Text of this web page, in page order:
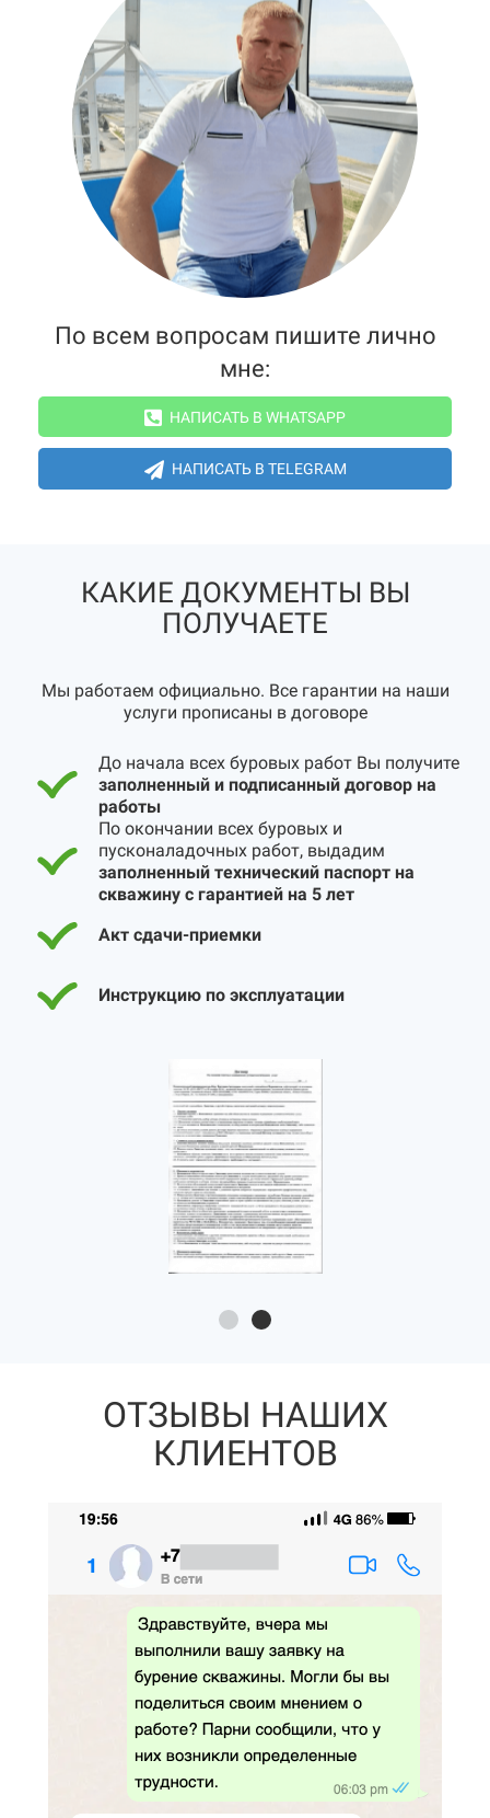
По всем вопросам пишите лично
мне:
НАПИСАТЬ В WHATSAPP
НАПИСАТЬ В TELEGRAM
КАКИЕ ДОКУМЕНТЫ ВЫ
ПОЛУЧАЕТЕ
Мы работаем официально. Все гарантии на наши
услуги прописаны в договоре
До начала всех буровых работ Вы получите
заполненный и подписанный договор на
работы
По окончании всех буровых и
пусконаладочных работ, выдадим
заполненный технический паспорт на
скважину с гарантией на 5 лет
Акт сдачи-приемки
Инструкцию по эксплуатации
ОТЗЫВЫ НАШИХ
КЛИЕНТОВ